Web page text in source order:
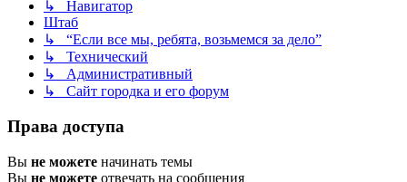
↳ Навигатор
Штаб
↳ “Если все мы, ребята, возьмемся за дело”
↳ Технический
↳ Административный
↳ Сайт городка и его форум
Права доступа
Вы не можете начинать темы
Вы не можете отвечать на сообщения